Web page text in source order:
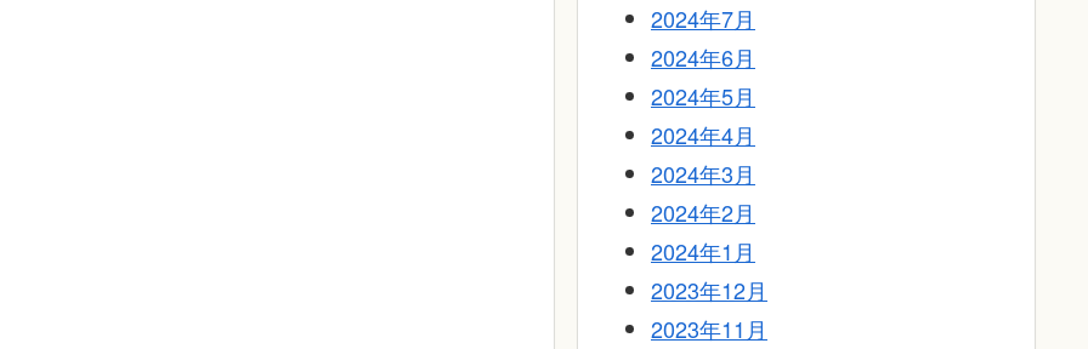
2024年7月
2024年6月
2024年5月
2024年4月
2024年3月
2024年2月
2024年1月
2023年12月
2023年11月